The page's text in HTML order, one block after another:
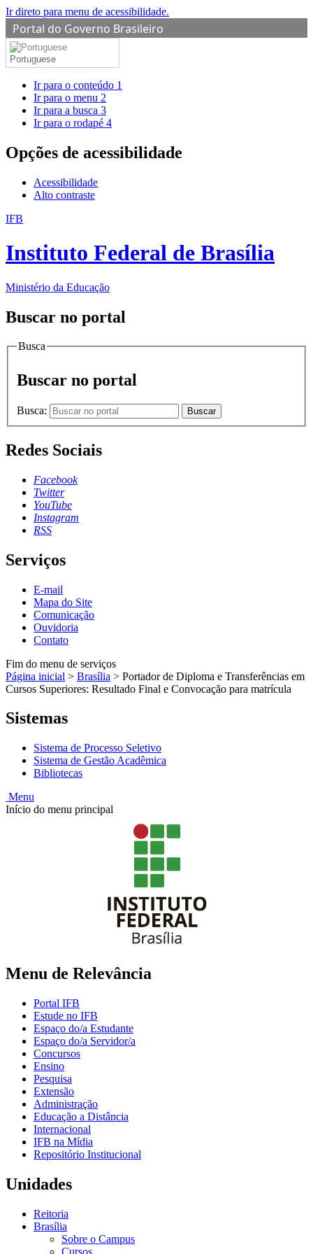
Ir direto para menu de acessibilidade.
Portal do Governo Brasileiro
Portuguese
Ir para o conteúdo 1
Ir para o menu 2
Ir para a busca 3
Ir para o rodapé 4
Opções de acessibilidade
Acessibilidade
Alto contraste
IFB
Instituto Federal de Brasília
Ministério da Educação
Buscar no portal
Busca
Buscar no portal
Busca: Buscar
Redes Sociais
Facebook
Twitter
YouTube
Instagram
RSS
Serviços
E-mail
Mapa do Site
Comunicação
Ouvidoria
Contato
Fim do menu de serviços
Página inicial > Brasília > Portador de Diploma e Transferências em
Cursos Superiores: Resultado Final e Convocação para matrícula
Sistemas
Sistema de Processo Seletivo
Sistema de Gestão Acadêmica
Bibliotecas
Menu
Início do menu principal
Menu de Relevância
Portal IFB
Estude no IFB
Espaço do/a Estudante
Espaço do/a Servidor/a
Concursos
Ensino
Pesquisa
Extensão
Administração
Educação a Distância
Internacional
IFB na Mídia
Repositório Institucional
Unidades
Reitoria
Brasília
Sobre o Campus
Cursos